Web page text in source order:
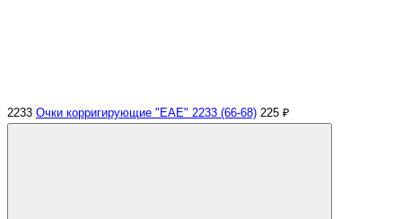
2233 Очки корригирующие "EAE" 2233 (66-68) 225 ₽